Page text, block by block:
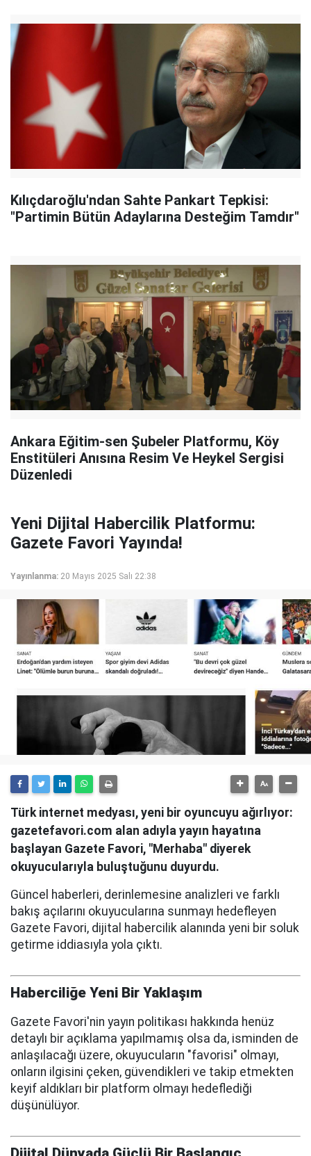
Kılıçdaroğlu'ndan Sahte Pankart Tepkisi:
"Partimin Bütün Adaylarına Desteğim Tamdır"
Ankara Eğitim-sen Şubeler Platformu, Köy
Enstitüleri Anısına Resim Ve Heykel Sergisi
Düzenledi
Yeni Dijital Habercilik Platformu:
Gazete Favori Yayında!
Yayınlanma: 20 Mayıs 2025 Salı 22:38
Türk internet medyası, yeni bir oyuncuyu ağırlıyor:
gazetefavori.com alan adıyla yayın hayatına
başlayan Gazete Favori, "Merhaba" diyerek
okuyucularıyla buluştuğunu duyurdu.
Güncel haberleri, derinlemesine analizleri ve farklı
bakış açılarını okuyucularına sunmayı hedefleyen
Gazete Favori, dijital habercilik alanında yeni bir soluk
getirme iddiasıyla yola çıktı.
Haberciliğe Yeni Bir Yaklaşım
Gazete Favori'nin yayın politikası hakkında henüz
detaylı bir açıklama yapılmamış olsa da, isminden de
anlaşılacağı üzere, okuyucuların "favorisi" olmayı,
onların ilgisini çeken, güvendikleri ve takip etmekten
keyif aldıkları bir platform olmayı hedeflediği
düşünülüyor.